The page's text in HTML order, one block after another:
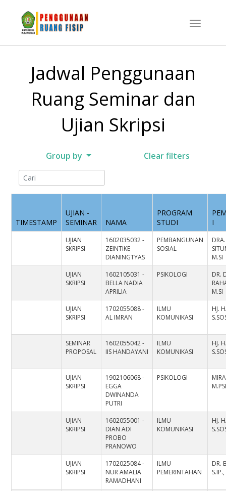
Jadwal Penggunaan
Ruang Seminar dan
Ujian Skripsi
Group by Clear filters
TIMESTAMP
UJIAN -
SEMINAR
NAMA
PROGRAM
STUDI
I
UJIAN
SKRIPSI
1602035032 -
ZEINTIKE
DIANINGTYAS
PEMBANGUNAN
SOSIAL
M.SI
UJIAN
SKRIPSI
1602105031 -
BELLA NADIA
APRILIA
PSIKOLOGI
DR.
M.SI
UJIAN
SKRIPSI
1702055088 -
AL IMRAN
ILMU
KOMUNIKASI
HJ.
SEMINAR
PROPOSAL
1602055042 -
IIS HANDAYANI
ILMU
KOMUNIKASI
HJ.
UJIAN
SKRIPSI
1902106068 -
EGGA
DWINANDA
PUTRI
PSIKOLOGI
UJIAN
SKRIPSI
1602055001 -
DIAN ADI
PROBO
PRANOWO
ILMU
KOMUNIKASI
HJ.
UJIAN
SKRIPSI
1702025084 -
NUR AMALIA
RAMADHANI
ILMU
PEMERINTAHAN
DR.